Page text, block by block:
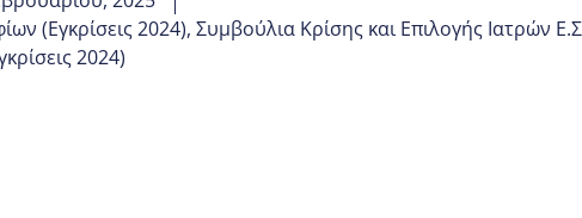
(Εγκρίσεις 2024), Συμβούλια Κρίσης και Επιλογής Ιατρών
2024)